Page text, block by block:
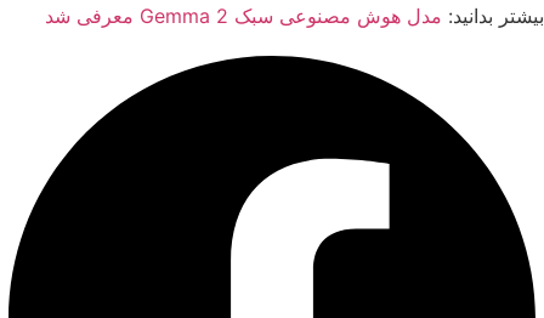
بیشتر بدانید: مدل هوش مصنوعی سبک Gemma 2 معرفی شد